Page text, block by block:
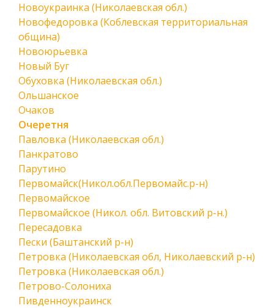
Новоукраинка (Николаевская обл.)
Новофедоровка (Коблевская территориальная
община)
Новоюрьевка
Новый Буг
Обуховка (Николаевская обл.)
Ольшанское
Очаков
Очеретня
Павловка (Николаевская обл.)
Панкратово
Парутино
Первомайск(Никол.обл.Первомайс.р-н)
Первомайское
Первомайское (Никол. обл. Витовский р-н.)
Пересадовка
Пески (Баштанский р-н)
Петровка (Николаевская обл, Николаевский р-н)
Петровка (Николаевская обл.)
Петрово-Солониха
Пивденноукраинск